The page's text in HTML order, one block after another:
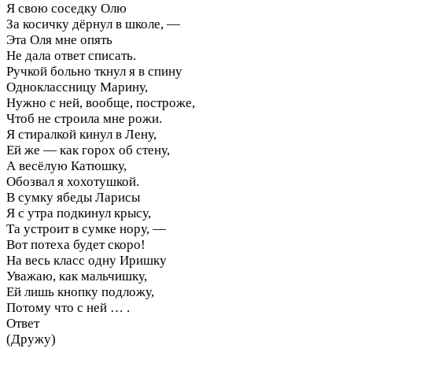
Я свою соседку Олю
За косичку дёрнул в школе, —
Эта Оля мне опять
Не дала ответ списать.
Ручкой больно ткнул я в спину
Одноклассницу Марину,
Нужно с ней, вообще, построже,
Чтоб не строила мне рожи.
Я стиралкой кинул в Лену,
Ей же — как горох об стену,
А весёлую Катюшку,
Обозвал я хохотушкой.
В сумку ябеды Ларисы
Я с утра подкинул крысу,
Та устроит в сумке нору, —
Вот потеха будет скоро!
На весь класс одну Иришку
Уважаю, как мальчишку,
Ей лишь кнопку подложу,
Потому что с ней … .
Ответ
(Дружу)